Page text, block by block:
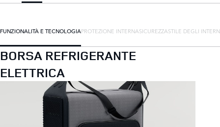
FUNZIONALITÀ E TECNOLOGIAPROTEZIONE INTERNASICUREZZASTILE DEGLI
BORSA REFRIGERANTE
ELETTRICA